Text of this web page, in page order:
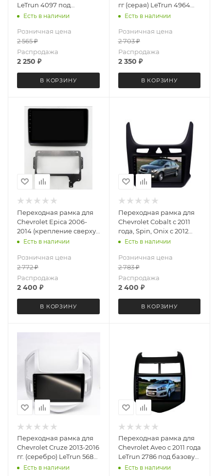
LeTrun 4097 под
базовую магнитолу 9
Есть в наличии
Розничная цена
2 565₽
Распродажа
2 250 ₽
В КОРЗИНУ
гг (серая) LeTrun 4964
под базовую магнитолу
Есть в наличии
Розничная цена
2 703₽
Распродажа
2 350 ₽
В КОРЗИНУ
Переходная рамка для
Chevrolet Epica 2006-
2014 (крепление сверху)
LeTrun 5939 под базовую
Есть в наличии
Розничная цена
2 772₽
Распродажа
2 400 ₽
В КОРЗИНУ
Переходная рамка для
Chevrolet Cobalt с 2011
года, Spin, Onix с 2012
года Ravon R4 с 2016 года
базовую магнитолу 9
дюймов
Есть в наличии
Розничная цена
2 783₽
Распродажа
2 400 ₽
В КОРЗИНУ
Переходная рамка для
Chevrolet Cruze 2013-2016
гг. (серебро) LeTrun 5686
под базовую магнитолу
Есть в наличии
Переходная рамка для
Chevrolet Aveo c 2011 года
LeTrun 2786 под базовую
магнитолу 9 дюймов
Есть в наличии